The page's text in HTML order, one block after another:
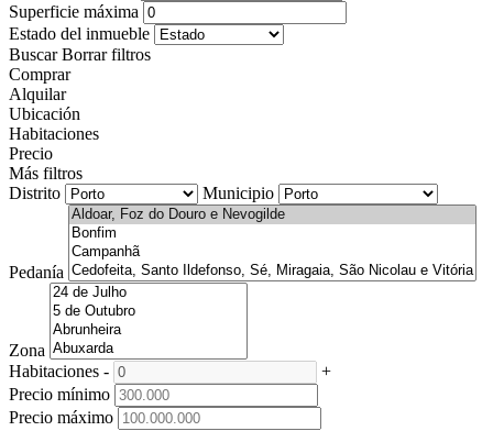
Superficie máxima
Estado del inmueble
Buscar Borrar filtros
Comprar
Alquilar
Ubicación
Habitaciones
Precio
Más filtros
Distrito
Municipio
Pedanía
Zona
Habitaciones -
+
Precio mínimo
Precio máximo